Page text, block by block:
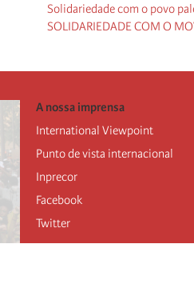
Solidariedade com o povo
SOLIDARIEDADE COM O
A nossa imprensa
International Viewpoint
Punto de vista internacional
Inprecor
Facebook
Twitter